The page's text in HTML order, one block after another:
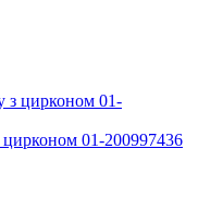
цирконом 01-200997436